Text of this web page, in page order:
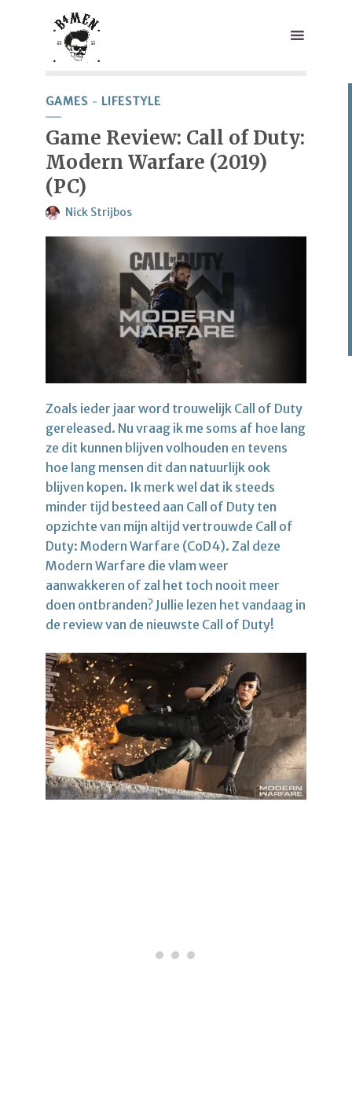
GAMES LIFESTYLE
Game Review: Call of Duty:
Modern Warfare (2019)
(PC)
Nick Strijbos
Zoals ieder jaar word trouwelijk Call of Duty
gereleased. Nu vraag ik me soms af hoe lang
ze dit kunnen blijven volhouden en tevens
hoe lang mensen dit dan natuurlijk ook
blijven kopen. Ik merk wel dat ik steeds
minder tijd besteed aan Call of Duty ten
opzichte van mijn altijd vertrouwde Call of
Duty: Modern Warfare (CoD4). Zal deze
Modern Warfare die vlam weer
aanwakkeren of zal het toch nooit meer
doen ontbranden? Jullie lezen het vandaag in
de review van de nieuwste Call of Duty!